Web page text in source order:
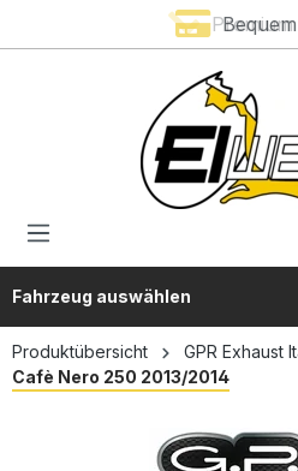
Premium
Bequem
Fahrzeug auswählen
Produktübersicht GPR Exhaust
Cafè Nero 250 2013/2014